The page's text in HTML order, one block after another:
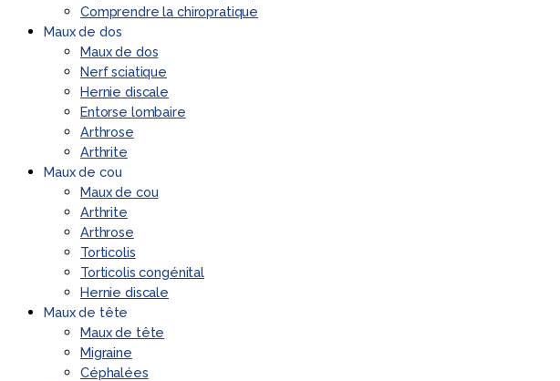
Comprendre la chiropratique
Maux de dos
Maux de dos
Nerf sciatique
Hernie discale
Entorse lombaire
Arthrose
Arthrite
Maux de cou
Maux de cou
Arthrite
Arthrose
Torticolis
Torticolis congénital
Hernie discale
Maux de tête
Maux de tête
Migraine
Céphalées